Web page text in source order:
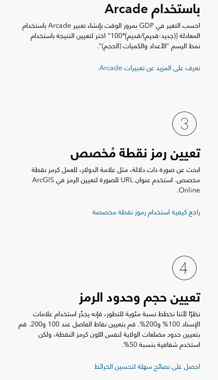
باستخدام Arcade
احسب التغير في GDP بمرور الوقت بإنشاء تعبير Arcade باستخدام
المعادلة [(جديد-قديم)/قديم]*100" اختر لتعيين النتيجة باستخدام
نمط الرسم "الأعداد والكميات (الحجم)".
تعرف على المزيد عن تعبيرات Arcade.
تعيين رمز نقطة مُخصص
ابحث عن صورة ذات دلالة، مثل علامة الدولار، للعمل كرمز نقطة
مخصص. استخدم عنوان URL للصورة لتعيين الرمز في ArcGIS
Online.
راجع كيفية استخدام رموز نقطة مخصصة
تعيين حجم وحدود الرمز
نظرًا لأننا نخطط نسبة مئوية للتطور، فإنه يجدُر استخدام علامات
الإسناد 100% و200%. قم بتعيين نقاط الفاصل عند 100 و200. قم
بتعيين حدود مضلعات الولاية لنفس اللون كرمز النقطة، ولكن
استخدم شفافية بنسبة 50%.
احصل على نصائح سهلة لتحسين الخرائط